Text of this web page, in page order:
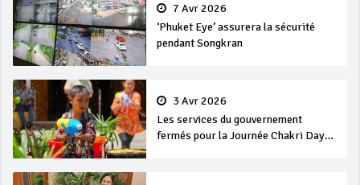
7 Avr 2026
‘Phuket Eye’ assurera la sécurité
pendant Songkran
3 Avr 2026
Les services du gouvernement
fermés pour la Journée Chakri Day